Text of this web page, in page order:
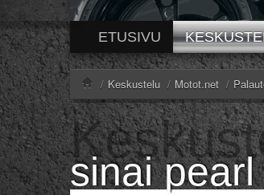
ETUSIVU
/ Keskustelu / Motot.net /
sinai